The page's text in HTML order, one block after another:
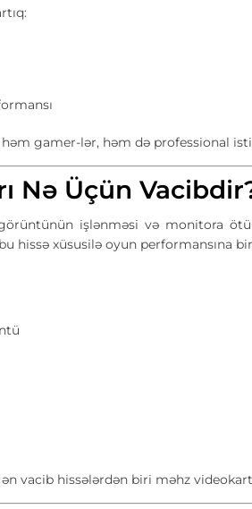
gamer-lər, həm də professional
Nə Üçün
işlənməsi və monitora
hissə xüsusilə oyun performansına
vacib hissələrdən biri məhz